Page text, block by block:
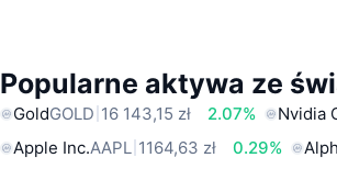
Popularne aktywa ze
GoldGOLD 16 143,15 zł 2.07% Nvidia
Apple Inc.AAPL 1164,63 zł 0.29%